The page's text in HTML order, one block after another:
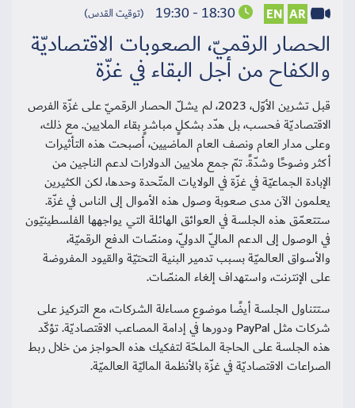
AR
EN
18:30 - 19:30 (توقيت القدس)
الحصار الرقميّ، الصعوبات الاقتصاديّة
والكفاح من أجل البقاء في غزّة
قبل تشرين الأوّل، 2023، لم يشلّ الحصار الرقميّ على غزّة الفرص
الاقتصاديّة فحسب، بل هدّد بشكلٍ مباشرٍ بقاء الملايين. مع ذلك،
وعلى مدار العام ونصف العام الماضيين، أصبحت هذه التأثيرات
أكثر وضوحًا وشدّةً. تمّ جمع ملايين الدولارات لدعم الناجين من
الإبادة الجماعيّة في غزّة في الولايات المتّحدة وحدها، لكن الكثيرين
يعلمون الآن مدى صعوبة وصول هذه الأموال إلى الناس في غزّة.
ستتعمّق هذه الجلسة في العوائق الهائلة التي يواجهها الفلسطينيّون
في الوصول إلى الدعم الماليّ الدوليّ، ومنصّات الدفع الرقميّة،
والأسواق العالميّة بسبب تدمير البنية التحتيّة والقيود المفروضة
على الإنترنت، واستهداف إلغاء المنصّات.
ستتناول الجلسة أيضًا موضوع مساءلة الشركات، مع التركيز على
شركات مثل PayPal ودورها في إدامة المصاعب الاقتصاديّة. تؤكّد
هذه الجلسة على الحاجة الملحّة لتفكيك هذه الحواجز من خلال ربط
الصراعات الاقتصاديّة في غزّة بالأنظمة الماليّة العالميّة.